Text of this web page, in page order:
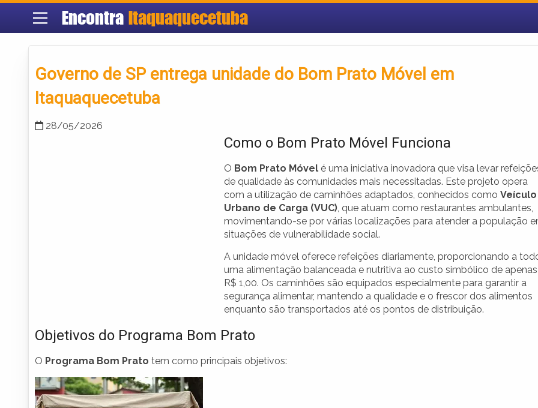
EncontraItaquaquecetuba
Governo de SP entrega unidade do Bom Prato Móvel em
Itaquaquecetuba
28/05/2026
Como o Bom Prato Móvel Funciona
O Bom Prato Móvel é uma iniciativa inovadora que visa levar
de qualidade às comunidades mais necessitadas. Este projeto opera
com a utilização de caminhões adaptados, conhecidos como Veículo
Urbano de Carga (VUC), que atuam como restaurantes ambulantes,
movimentando-se por várias localizações para atender a população
situações de vulnerabilidade social.
A unidade móvel oferece refeições diariamente, proporcionando a
uma alimentação balanceada e nutritiva ao custo simbólico de apenas
R$ 1,00. Os caminhões são equipados especialmente para garantir a
segurança alimentar, mantendo a qualidade e o frescor dos alimentos
enquanto são transportados até os pontos de distribuição.
Objetivos do Programa Bom Prato
O Programa Bom Prato tem como principais objetivos: